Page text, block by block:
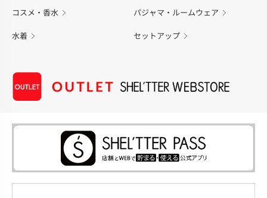
コスメ・香水 パジャマ・ルームウェア
水着 セットアップ